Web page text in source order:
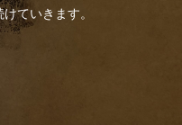
ていきます。